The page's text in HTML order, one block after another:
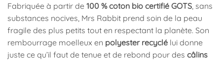
Fabriquée à partir de 100 % coton bio certifié GOTS , sans
substances nocives, Mrs Rabbit prend soin de la peau
fragile des plus petits tout en respectant la planète. Son
rembourrage moelleux en polyester recyclé lui donne
juste ce qu’il faut de tenue et de rebond pour des câlins